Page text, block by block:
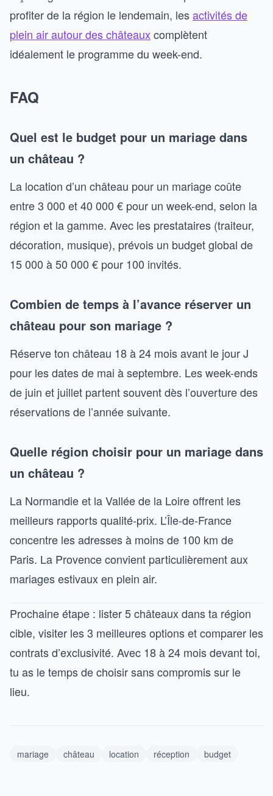
profiter de la région le lendemain, lesactivités de
plein air autour des châteauxcomplètent
idéalement le programme du week-end.
FAQ
Quel est le budget pour un mariage dans
un château ?
La location d’un château pour un mariage coûte
entre 3 000 et 40 000 € pour un week-end, selon la
région et la gamme. Avec les prestataires (traiteur,
décoration, musique), prévois un budget global de
15 000 à 50 000 € pour 100 invités.
Combien de temps à l’avance réserver un
château pour son mariage ?
Réserve ton château 18 à 24 mois avant le jour J
pour les dates de mai à septembre. Les week-ends
de juin et juillet partent souvent dès l’ouverture des
réservations de l’année suivante.
Quelle région choisir pour un mariage dans
un château ?
La Normandie et la Vallée de la Loire offrent les
meilleurs rapports qualité-prix. L’Île-de-France
concentre les adresses à moins de 100 km de
Paris. La Provence convient particulièrement aux
mariages estivaux en plein air.
Prochaine étape : lister 5 châteaux dans ta région
cible, visiter les 3 meilleures options et comparer les
contrats d’exclusivité. Avec 18 à 24 mois devant toi,
tu as le temps de choisir sans compromis sur le
lieu.
mariage château location réception budget